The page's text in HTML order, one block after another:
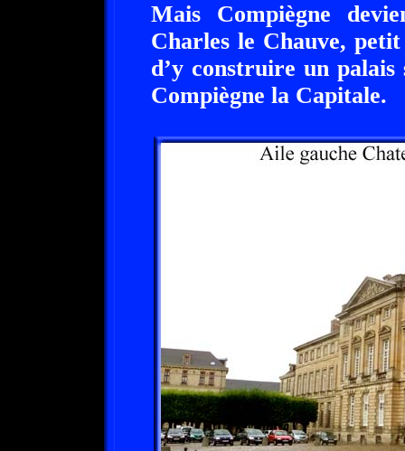
Mais Compiègne
Charles le Chauve,
d’y construire un
Compiègne la Capitale.